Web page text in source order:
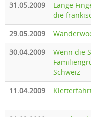
31.05.2009
Lange
die
29.05.2009
30.04.2009
Wenn die
Schweiz
11.04.2009